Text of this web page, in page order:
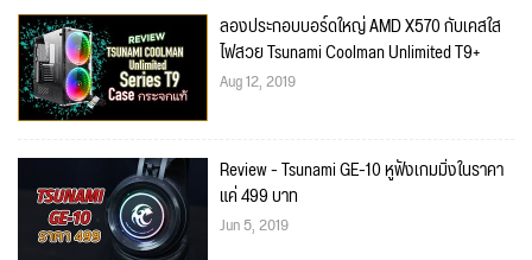
ลองประกอบบอร์ดใหญ่ AMD X570 กับเคสใส
ไฟสวย Tsunami Coolman Unlimited T9+
Aug 12, 2019
Review - Tsunami GE-10 หูฟังเกมมิ่งในราคา
แค่ 499 บาท
Jun 5, 2019